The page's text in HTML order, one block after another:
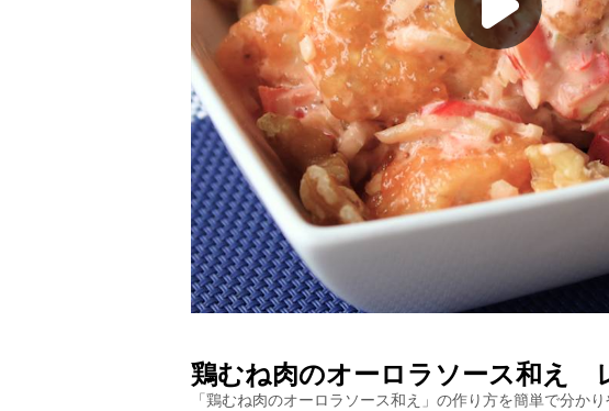
鶏むね肉のオーロラソース和え
「鶏むね肉のオーロラソース和え 」の作り方を簡単で分か